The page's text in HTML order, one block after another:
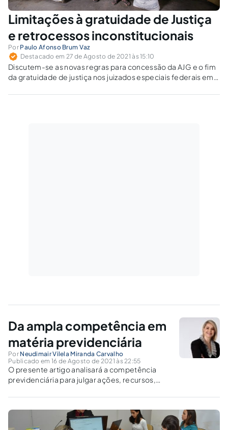
Limitações à gratuidade de Justiça
e retrocessos inconstitucionais
Por Paulo Afonso Brum Vaz
Destacado em 27 de Agosto de 2021 às 15:10
Discutem-se as novas regras para concessão da AJG e o fim
da gratuidade de justiça nos juizados especiais federais em
controle jurisdicional e proibição de proteção insuficiente.
Da ampla competência em
matéria previdenciária
Por Neudimair Vilela Miranda Carvalho
Publicado em 16 de Agosto de 2021 às 22:55
O presente artigo analisará a competência
previdenciária para julgar ações, recursos,
social, competência da Justiça do Trabalho
para cobrar as contribuições previdenciárias e
a competência dos juizados federais.